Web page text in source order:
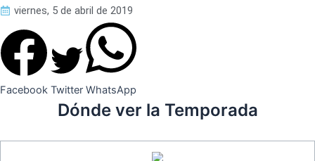
viernes, 5 de abril de 2019
Facebook Twitter WhatsApp
Dónde ver la Temporada